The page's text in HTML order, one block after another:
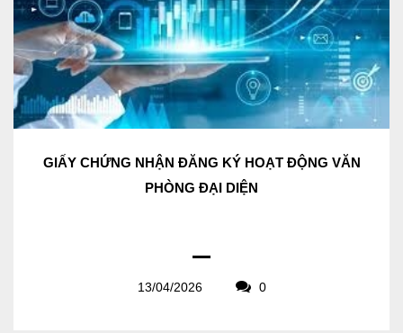
GIẤY CHỨNG NHẬN ĐĂNG KÝ HOẠT ĐỘNG VĂN
PHÒNG ĐẠI DIỆN
13/04/2026 0